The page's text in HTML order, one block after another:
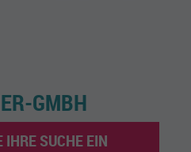
GMBH
IHRE SUCHE EIN